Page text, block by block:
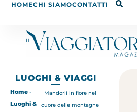
HOMECHI SIAMOCONTATTI
LUOGHI & VIAGGI
Home -
Luoghi &
Mandorli in fiore nel
cuore delle montagne